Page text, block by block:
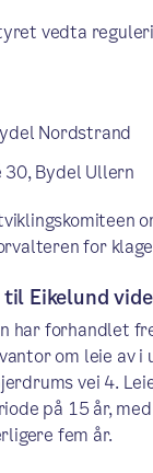
vedta
Nordstrand
Bydel Ullern
for
Eikelund
har forhandlet
om leie av i
vei 4.
på 15 år,
fem år.